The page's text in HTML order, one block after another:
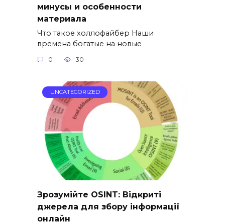
минусы и особенности
материала
Что такое холлофайбер Наши
времена богатые на новые
0 30
UNCATEGORIZED
Зрозумійте OSINT: Відкриті
джерела для збору інформації
онлайн